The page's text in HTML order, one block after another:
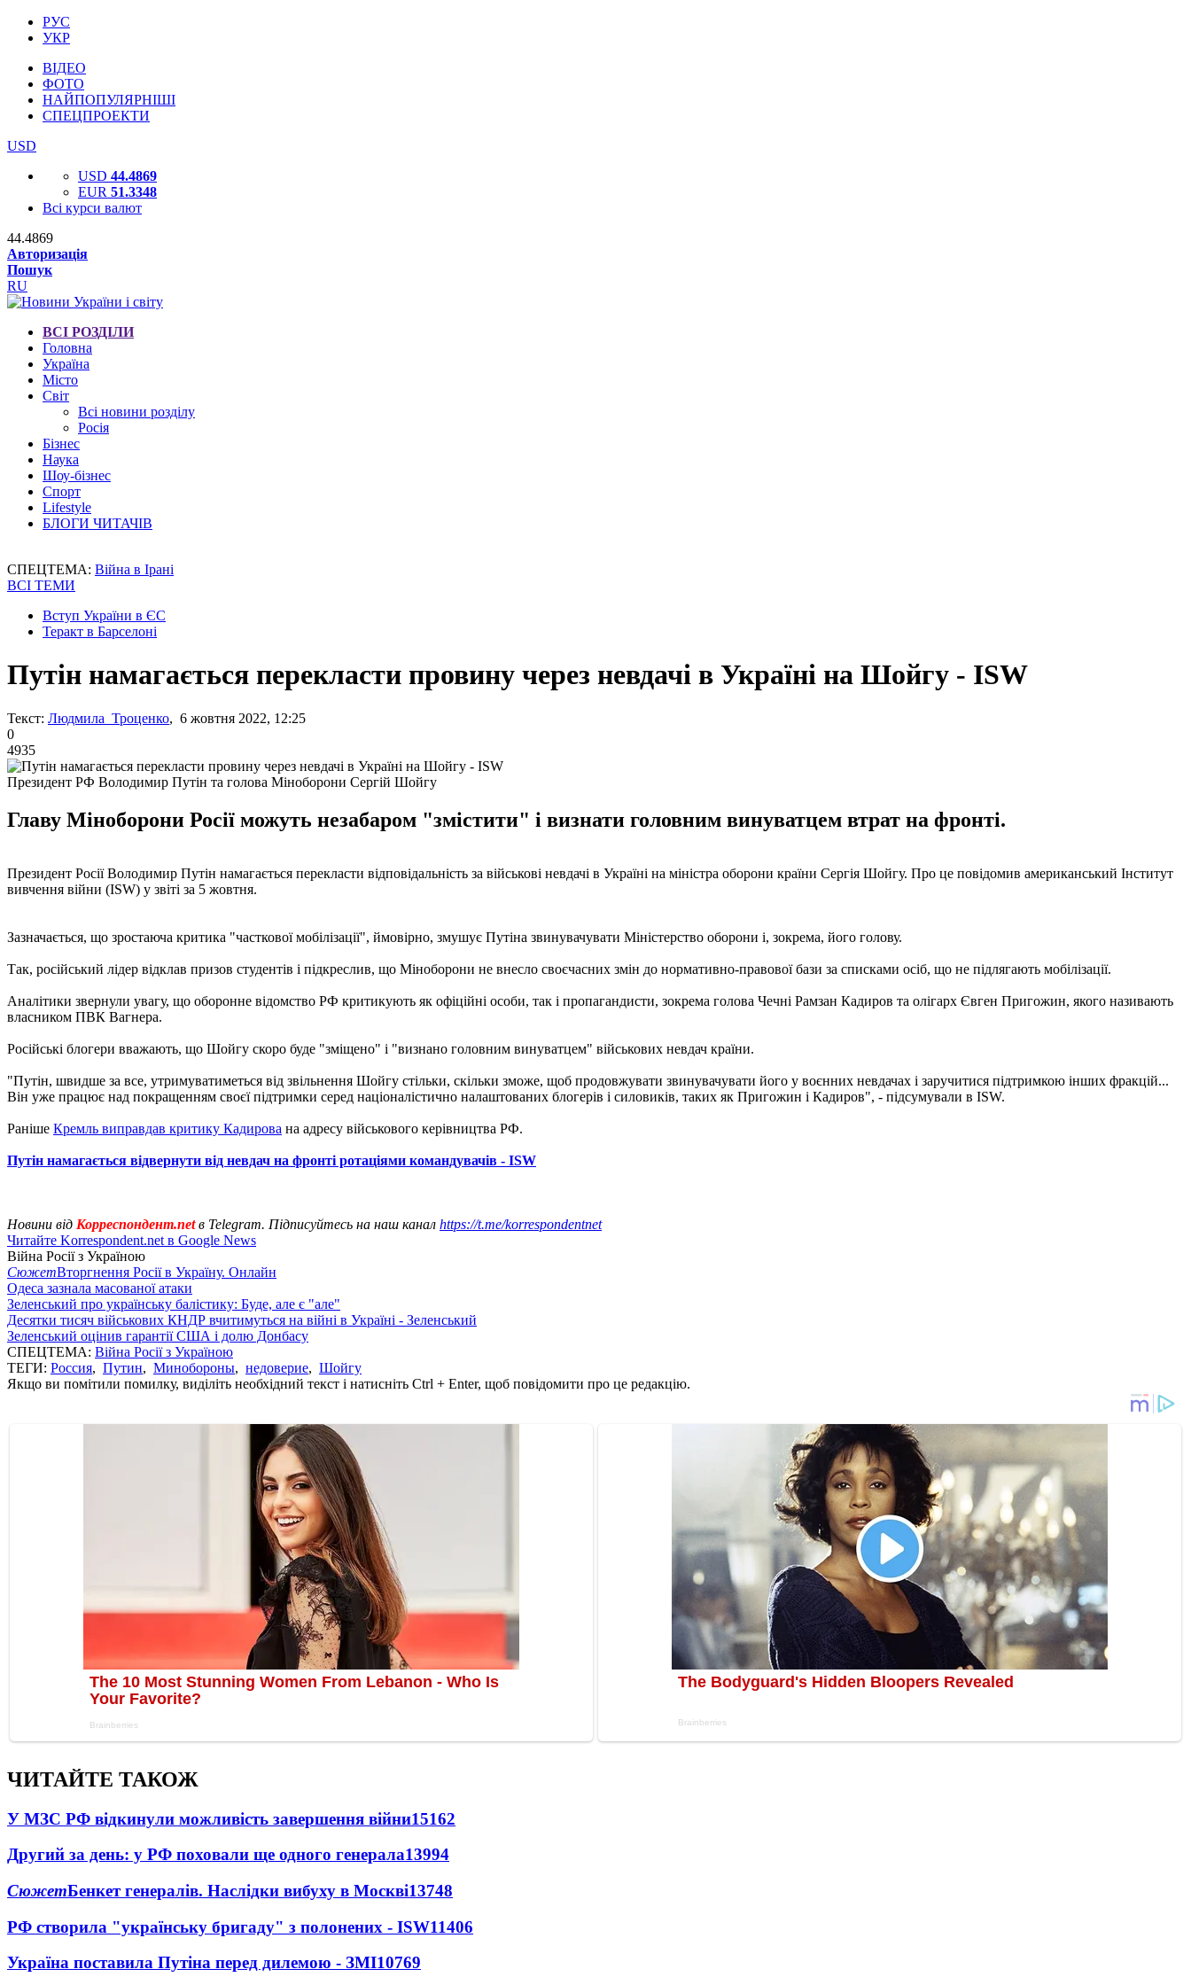
РУС
УКР
ВІДЕО
ФОТО
НАЙПОПУЛЯРНІШІ
СПЕЦПРОЕКТИ
USD
USD 44.4869
EUR 51.3348
Всі курси валют
44.4869
Авторизація
Пошук
RU
ВСІ РОЗДІЛИ
Головна
Україна
Місто
Світ
Всі новини розділу
Росія
Бізнес
Наука
Шоу-бізнес
Спорт
Lifestyle
БЛОГИ ЧИТАЧІВ
СПЕЦТЕМА: Війна в Ірані
ВСІ ТЕМИ
Вступ України в ЄС
Теракт в Барселоні
Путін намагається перекласти провину через невдачі в Україні на Шойгу - ISW
Текст: Людмила Троценко, 6 жовтня 2022, 12:25
0
4935
Президент РФ Володимир Путін та голова Міноборони Сергій Шойгу
Главу Міноборони Росії можуть незабаром "змістити" і визнати головним винуватцем втрат на фронті.
Президент Росії Володимир Путін намагається перекласти відповідальність за військові невдачі в Україні на міністра оборони країни Сергія Шойгу. Про це повідомив американський Інститут
вивчення війни (ISW) у звіті за 5 жовтня.
Зазначається, що зростаюча критика "часткової мобілізації", ймовірно, змушує Путіна звинувачувати Міністерство оборони і, зокрема, його голову.
Так, російський лідер відклав призов студентів і підкреслив, що Міноборони не внесло своєчасних змін до нормативно-правової бази за списками осіб, що не підлягають мобілізації.
Аналітики звернули увагу, що оборонне відомство РФ критикують як офіційні особи, так і пропагандисти, зокрема голова Чечні Рамзан Кадиров та олігарх Євген Пригожин, якого називають
власником ПВК Вагнера.
Російські блогери вважають, що Шойгу скоро буде "зміщено" і "визнано головним винуватцем" військових невдач країни.
"Путін, швидше за все, утримуватиметься від звільнення Шойгу стільки, скільки зможе, щоб продовжувати звинувачувати його у воєнних невдачах і заручитися підтримкою інших фракцій...
Він уже працює над покращенням своєї підтримки серед націоналістично налаштованих блогерів і силовиків, таких як Пригожин і Кадиров", - підсумували в ISW.
Раніше Кремль виправдав критику Кадирова на адресу військового керівництва РФ.
Путін намагається відвернути від невдач на фронті ротаціями командувачів - ISW
Новини від Корреспондент.netв Telegram. Підписуйтесь на наш канал https://t.me/korrespondentnet
Читайте Korrespondent.net в Google News
Війна Росії з Україною
СюжетВторгнення Росії в Україну. Онлайн
Одеса зазнала масованої атаки
Зеленський про українську балістику: Буде, але є "але"
Десятки тисяч військових КНДР вчитимуться на війні в Україні - Зеленський
Зеленський оцінив гарантії США і долю Донбасу
СПЕЦТЕМА: Війна Росії з Україною
ТЕГИ: Россия, Путин, Минобороны, недоверие, Шойгу
Якщо ви помітили помилку, виділіть необхідний текст і натисніть Ctrl + Enter, щоб повідомити про це редакцію.
ЧИТАЙТЕ ТАКОЖ
У МЗС РФ відкинули можливість завершення війни15162
Другий за день: у РФ поховали ще одного генерала13994
СюжетБенкет генералів. Наслідки вибуху в Москві13748
РФ створила "українську бригаду" з полонених - ISW11406
Україна поставила Путіна перед дилемою - ЗМІ10769